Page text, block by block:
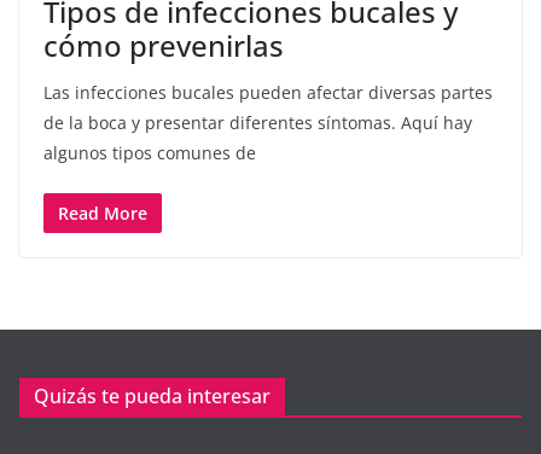
Tipos de infecciones bucales y
cómo prevenirlas
Las infecciones bucales pueden afectar diversas partes
de la boca y presentar diferentes síntomas. Aquí hay
algunos tipos comunes de
Read More
Quizás te pueda interesar